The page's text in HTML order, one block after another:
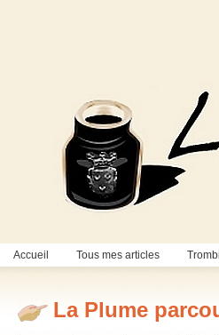
Accueil Tous mes articles
La Plume